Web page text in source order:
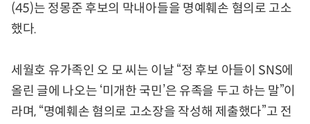
(45)는 정몽준 후보의 막내아들을 명예훼손 혐의로 고소
했다.
세월호 유가족인 오 모 씨는 이날 “정 후보 아들이 SNS에
올린 글에 나오는 ‘미개한 국민’은 유족을 두고 하는 말”이
라며, “명예훼손 혐의로 고소장을 작성해 제출했다”고 전